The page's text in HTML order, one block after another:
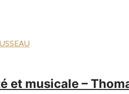
et musicale –